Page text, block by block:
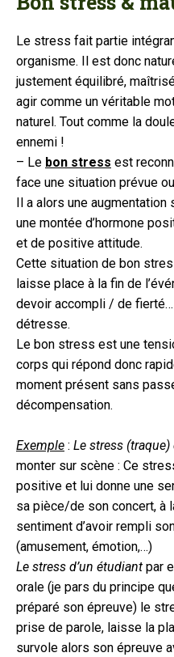
Le stress fait partie
organisme. Il est donc
justement équilibré,
agir comme un véritable
naturel. Tout comme la
ennemi !
– Le bon stress est
face une situation prévue
Il a alors une
une montée d’hormone
et de positive attitude.
Cette situation de bon
laisse place à la fin de
devoir accompli / de
détresse.
Le bon stress est une
corps qui répond donc
moment présent sans
décompensation.
Exemple : Le stress
monter sur scène : Ce
positive et lui donne une
sa pièce/de son concert, à
sentiment d’avoir rempli
(amusement, émotion,…)
Le stress d’un étudiant par
orale (je pars du principe
préparé son épreuve) le
prise de parole, laisse la
survole alors son épreuve